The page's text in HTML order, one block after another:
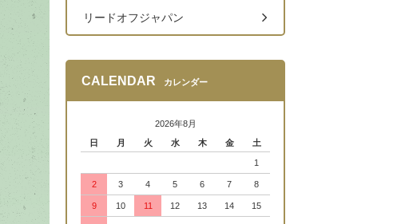
リードオフジャパン
CALENDAR カレンダー
2026年8月
日
月 火 水 木 金 土
1
2 3 4 5 6 7 8
9 10 11 12 13 14 15